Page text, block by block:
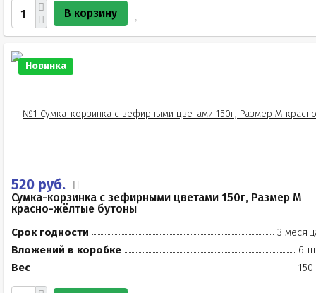
В корзину
Новинка
520 руб.
Сумка-корзинка с зефирными цветами 150г, Размер М
красно-жёлтые бутоны
Срок годности
3
Вложений в коробке
6
Вес
150